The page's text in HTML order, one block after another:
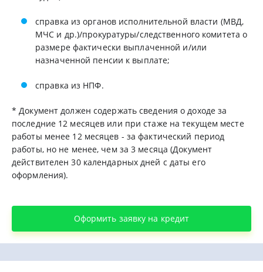
справка из органов исполнительной власти (МВД,
МЧС и др.)/прокуратуры/следственного комитета о
размере фактически выплаченной и/или
назначенной пенсии к выплате;
справка из НПФ.
* Документ должен содержать сведения о доходе за
последние 12 месяцев или при стаже на текущем месте
работы менее 12 месяцев - за фактический период
работы, но не менее, чем за 3 месяца (Документ
действителен 30 календарных дней с даты его
оформления).
Оформить заявку на кредит